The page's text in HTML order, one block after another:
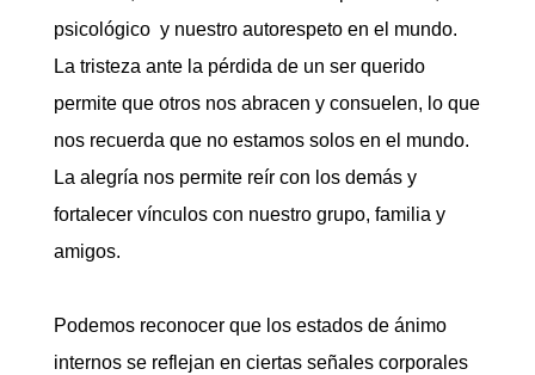
psicológico y nuestro autorespeto en el mundo.
La tristeza ante la pérdida de un ser querido
permite que otros nos abracen y consuelen, lo que
nos recuerda que no estamos solos en el mundo.
La alegría nos permite reír con los demás y
fortalecer vínculos con nuestro grupo, familia y
amigos.
Podemos reconocer que los estados de ánimo
internos se reflejan en ciertas señales corporales